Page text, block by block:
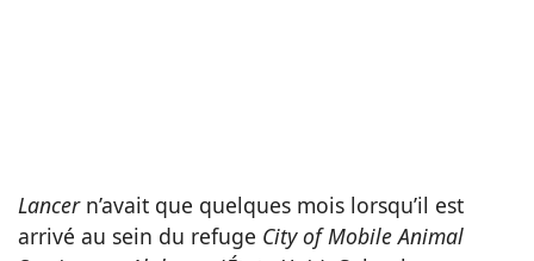
Lancern’avait que quelques mois lorsqu’il est
arrivé au sein du refuge City of Mobile Animal